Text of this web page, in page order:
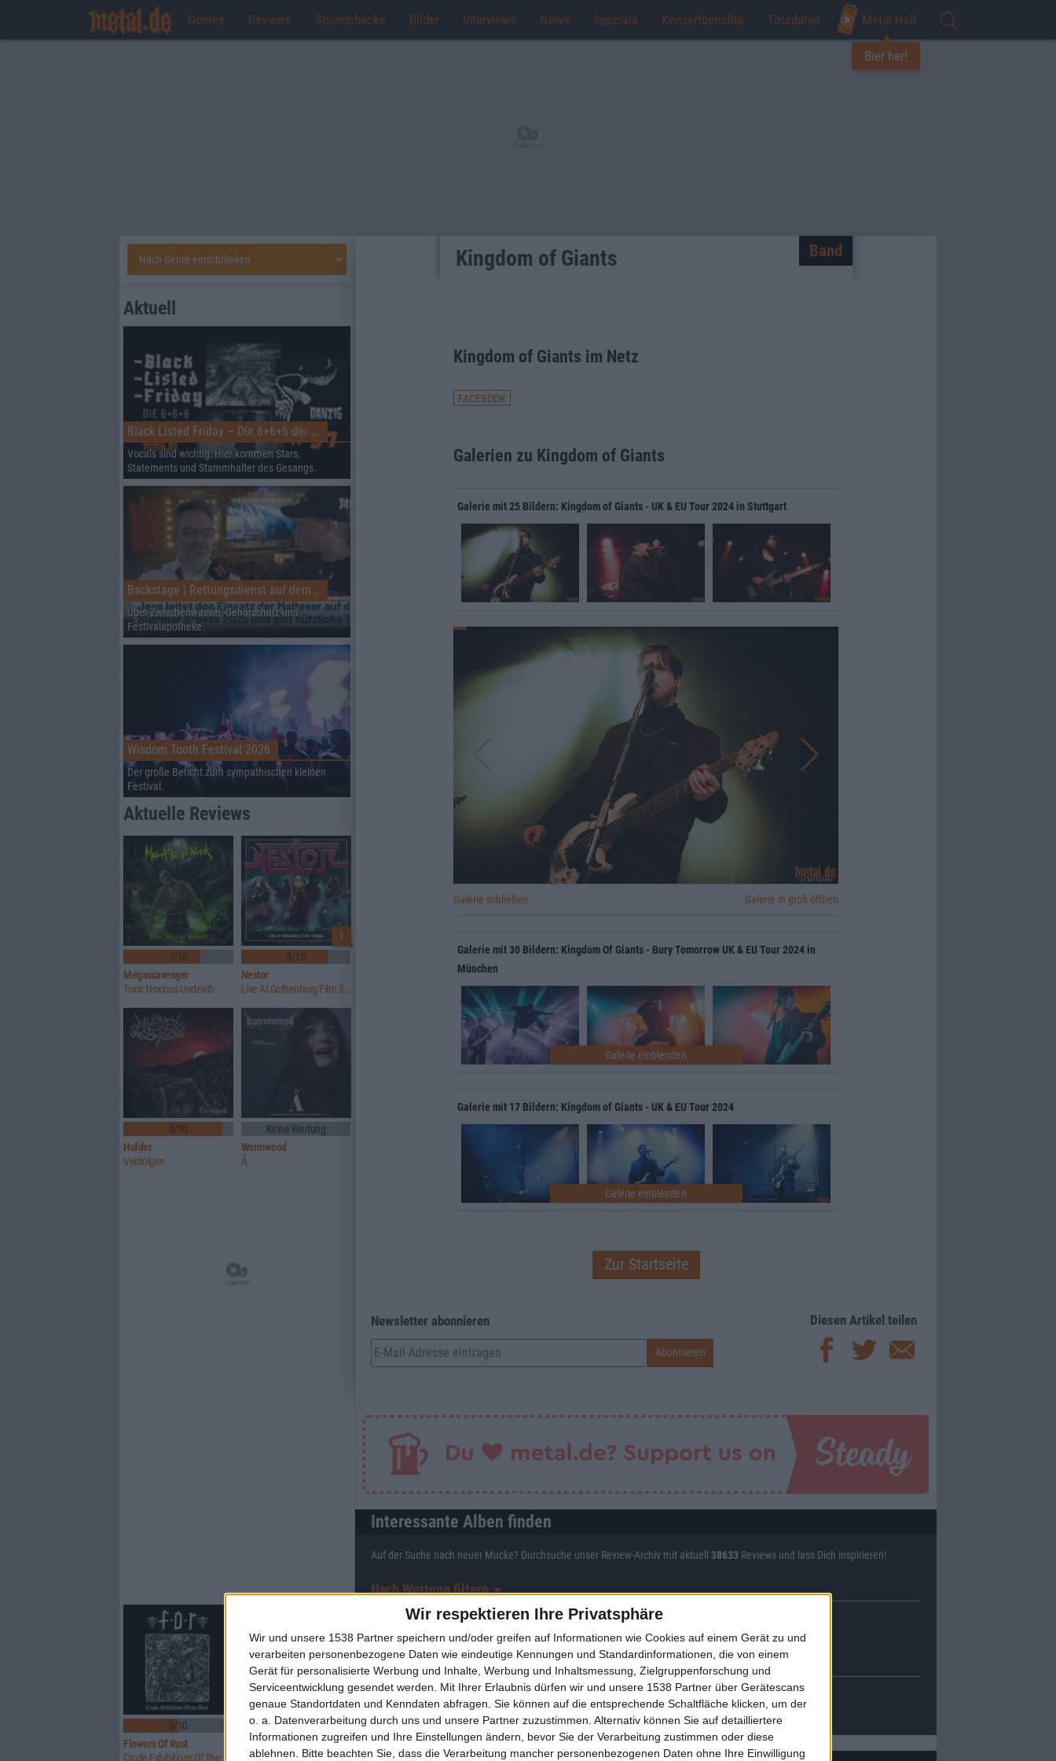
Wir respektieren Ihre Privatsphäre
Wir und unsere 1538 Partner speichern und/oder greifen auf Informationen wie Cookies auf einem Gerät zu und
verarbeiten personenbezogene Daten wie eindeutige Kennungen und Standardinformationen, die von einem
Gerät für personalisierte Werbung und Inhalte, Werbung und Inhaltsmessung, Zielgruppenforschung und
Serviceentwicklung gesendet werden.
Mit Ihrer Erlaubnis dürfen wir und unsere 1538 Partner über Gerätescans
genaue Standortdaten und Kenndaten abfragen. Sie können auf die entsprechende Schaltfläche klicken, um der
o. a. Datenverarbeitung durch uns und unsere Partner zuzustimmen. Alternativ können Sie auf detailliertere
Informationen zugreifen und Ihre Einstellungen ändern, bevor Sie der Verarbeitung zustimmen oder diese
ablehnen.
Bitte beachten Sie, dass die Verarbeitung mancher personenbezogenen Daten ohne Ihre Einwilligung
Genres Reviews Soundchecks Bilder Interviews News Specials Konzertberichte Tourdaten Metal Hell
Bier her!
Kingdom of Giants Band
Kingdom of Giants im Netz
FACEBOOK
Galerien zu Kingdom of Giants
Galerie mit 25 Bildern: Kingdom of Giants - UK & EU Tour 2024 in Stuttgart
Galerie schließen Galerie in groß öffnen
Galerie mit 30 Bildern: Kingdom Of Giants - Bury Tomorrow UK & EU Tour 2024 in
München
Galerie mit 17 Bildern: Kingdom of Giants - UK & EU Tour 2024
Zur Startseite
Newsletter abonnieren Diesen Artikel teilen
Interessante Alben finden
Auf der Suche nach neuer Mucke? Durchsuche unser Review-Archiv mit aktuell 38633 Reviews und lass Dich inspirieren!
Nach Wertung filtern▼︎
bis
Nach Genres filtern►︎
Aktuell
Black Listed Friday – Die 6+6+6 der Woche
Vocals sind wichtig: Hier kommen Stars,
Statements und Stammhalter des Gesangs.
Backstage | Rettungsdienst auf dem Summer Breeze
Über Zwischenwasser, Gehörschutz und
Festivalapotheke.
Wisdom Tooth Festival 2026
Der große Bericht zum sympathischen kleinen
Festival.
Aktuelle Reviews
7/10
Megascavenger
Toxic Noxious Undeath
1
8/10
Nestor
Live At Gothenburg Film Studios
9/10
Hulder
Verbolgen
Keine Wertung
Wormwood
Å
5/10
Flowers Of Rust
8/10
Xandria
Eclipse